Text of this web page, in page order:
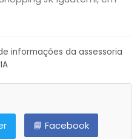
informações da assessoria
📘 Facebook